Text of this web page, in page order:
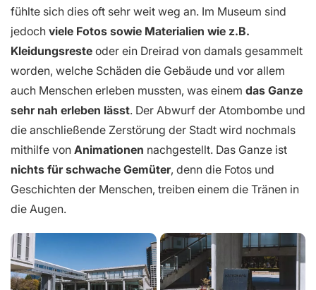
fühlte sich dies oft sehr weit weg an. Im Museum sind
jedoch viele Fotos sowie Materialien wie z.B.
Kleidungsreste oder ein Dreirad von damals gesammelt
worden, welche Schäden die Gebäude und vor allem
auch Menschen erleben mussten, was einem das Ganze
sehr nah erleben lässt. Der Abwurf der Atombombe und
die anschließende Zerstörung der Stadt wird nochmals
mithilfe von Animationen nachgestellt. Das Ganze ist
nichts für schwache Gemüter, denn die Fotos und
Geschichten der Menschen, treiben einem die Tränen in
die Augen.